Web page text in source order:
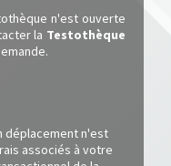
n'est ouverte
la Testothèque
déplacement n'est
associés à votre